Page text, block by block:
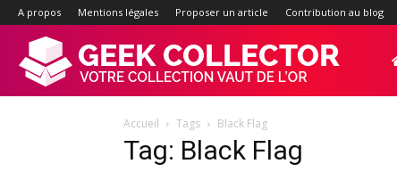
A propos Mentions légales Proposer un article Contribution au blog
Accueil Tags Black Flag
Tag: Black Flag